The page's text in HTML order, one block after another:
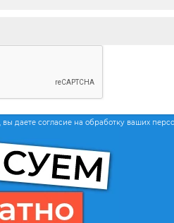
даете согласие на обработку ваших